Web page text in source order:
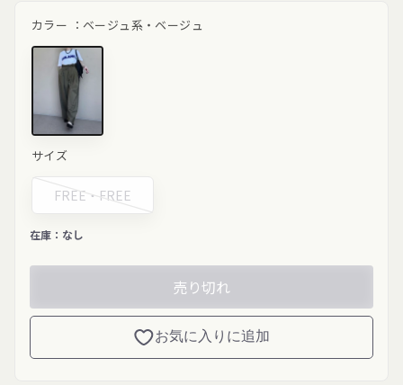
カラー ： ベージュ系・ベージュ
class="product-
picker__image"
width="200"
loading="lazy">
サイズ
FREE・ FREE
在庫： なし
売り切れ
お気に入りに追加